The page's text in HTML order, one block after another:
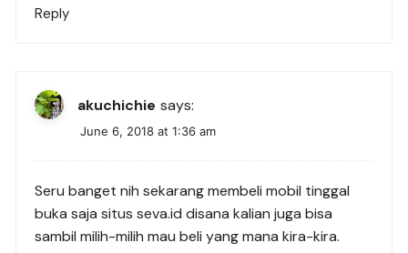
Reply
akuchichie says:
June 6, 2018 at 1:36 am
Seru banget nih sekarang membeli mobil tinggal
buka saja situs seva.id disana kalian juga bisa
sambil milih-milih mau beli yang mana kira-kira.